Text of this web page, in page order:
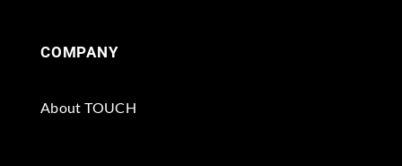
COMPANY
About TOUCH